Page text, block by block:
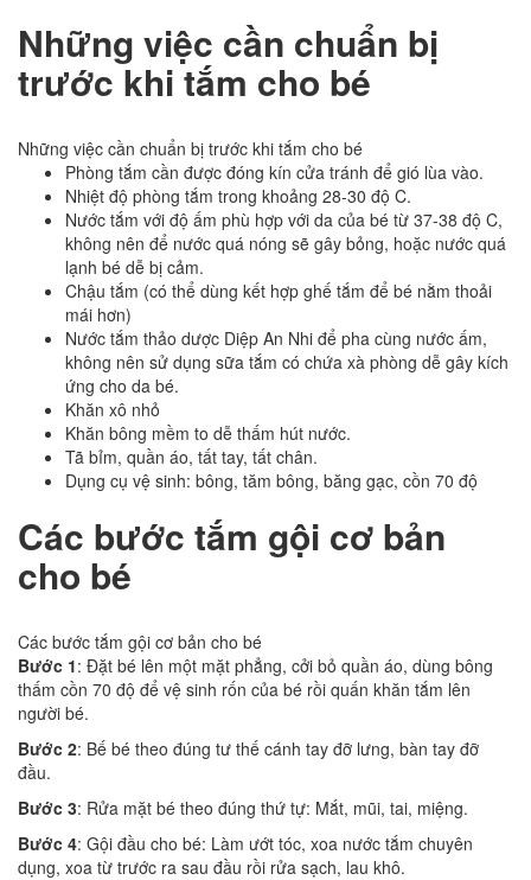
Những việc cần chuẩn bị
trước khi tắm cho bé
Những việc cần chuẩn bị trước khi tắm cho bé
Phòng tắm cần được đóng kín cửa tránh để gió lùa vào.
Nhiệt độ phòng tắm trong khoảng 28-30 độ C.
Nước tắm với độ ấm phù hợp với da của bé từ 37-38 độ C,
không nên để nước quá nóng sẽ gây bỏng, hoặc nước quá
lạnh bé dễ bị cảm.
Chậu tắm (có thể dùng kết hợp ghế tắm để bé nằm thoải
mái hơn)
Nước tắm thảo dược Diệp An Nhi để pha cùng nước ấm,
không nên sử dụng sữa tắm có chứa xà phòng dễ gây kích
ứng cho da bé.
Khăn xô nhỏ
Khăn bông mềm to dễ thấm hút nước.
Tã bỉm, quần áo, tất tay, tất chân.
Dụng cụ vệ sinh: bông, tăm bông, băng gạc, cồn 70 độ
Các bước tắm gội cơ bản
cho bé
Các bước tắm gội cơ bản cho bé
Bước 1: Đặt bé lên một mặt phẳng, cởi bỏ quần áo, dùng bông
thấm cồn 70 độ để vệ sinh rốn của bé rồi quấn khăn tắm lên
người bé.
Bước 2: Bế bé theo đúng tư thế cánh tay đỡ lưng, bàn tay đỡ
đầu.
Bước 3: Rửa mặt bé theo đúng thứ tự: Mắt, mũi, tai, miệng.
Bước 4: Gội đầu cho bé: Làm ướt tóc, xoa nước tắm chuyên
dụng, xoa từ trước ra sau đầu rồi rửa sạch, lau khô.